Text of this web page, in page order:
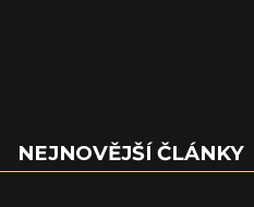
NEJNOVĚJŠÍ ČLÁNKY